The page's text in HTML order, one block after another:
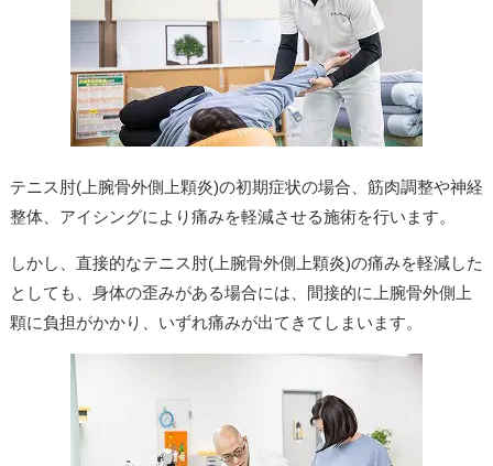
テニス肘(上腕骨外側上顆炎)の初期症状の場合、筋肉調整や神経
整体、アイシングにより痛みを軽減させる施術を行います。
しかし、直接的なテニス肘(上腕骨外側上顆炎)の痛みを軽減した
としても、身体の歪みがある場合には、間接的に上腕骨外側上
顆に負担がかかり、いずれ痛みが出てきてしまいます。